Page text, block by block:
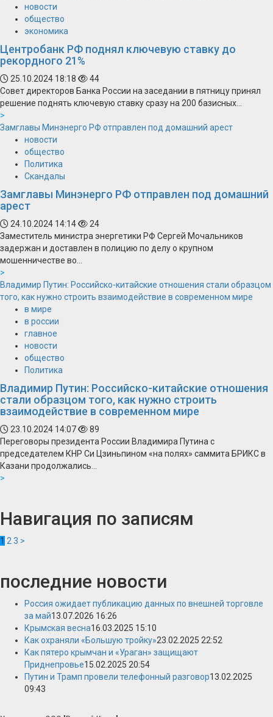
новости
общество
экономика
Центробанк РФ поднял ключевую ставку до
рекордного 21%
25.10.2024 18:18
44
Совет директоров Банка России на заседании в пятницу принял
решение поднять ключевую ставку сразу на 200 базисных...
>
Замглавы Минэнерго РФ отправлен под домашний арест
новости
общество
Политика
Скандалы
Замглавы Минэнерго РФ отправлен под домашний
арест
24.10.2024 14:14
24
Заместитель министра энергетики РФ Сергей Мочальников
задержан и доставлен в полицию по делу о крупном
мошенничестве во...
>
Владимир Путин: Российско-китайские отношения стали образцом
того, как нужно строить взаимодействие в современном мире
в мире
в россии
главное
новости
общество
Политика
Владимир Путин: Российско-китайские отношения
стали образцом того, как нужно строить
взаимодействие в современном мире
23.10.2024 14:07
89
Переговоры президента России Владимира Путина с
председателем КНР Си Цзиньпином «на полях» саммита БРИКС в
Казани продолжались...
>
Навигация по записям
1 2 3 >
последние новости
Россия ожидает публикацию данных по внешней торговле
за май13.07.2026 16:26
Крымская весна16.03.2025 15:10
Как охраняли «Большую тройку»23.02.2025 22:52
Как пятеро крымчан и «Ураган» защищают
Приднепровье15.02.2025 20:54
Путин и Трамп провели телефонный разговор13.02.2025
09:43